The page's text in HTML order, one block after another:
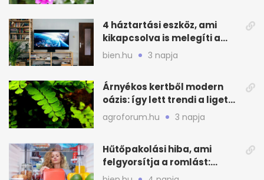
4 háztartási eszköz, ami
kikapcsolva is melegíti a
lakást
bien.hu 3 napja
Árnyékos kertből modern
oázis: így lett trendi a ligetes
zöld
agroforum.hu 3 napja
Hűtőpakolási hiba, ami
felgyorsítja a romlást:
zónákra figyelj